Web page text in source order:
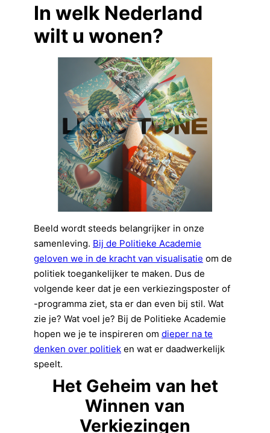
In welk Nederland
wilt u wonen?
Beeld wordt steeds belangrijker in onze
samenleving. Bij de Politieke Academie
geloven we in de kracht van visualisatie om de
politiek toegankelijker te maken. Dus de
volgende keer dat je een verkiezingsposter of
-programma ziet, sta er dan even bij stil. Wat
zie je? Wat voel je? Bij de Politieke Academie
hopen we je te inspireren om dieper na te
denken over politiek en wat er daadwerkelijk
speelt.
Het Geheim van het
Winnen van
Verkiezingen